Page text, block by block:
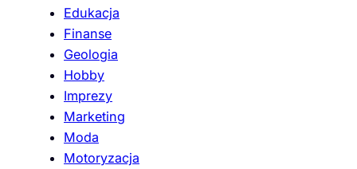
Edukacja
Finanse
Geologia
Hobby
Imprezy
Marketing
Moda
Motoryzacja